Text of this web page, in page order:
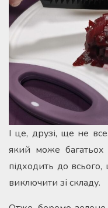
І це, друзі, ще не
який може багатьох
підходить до
виключити зі складу.